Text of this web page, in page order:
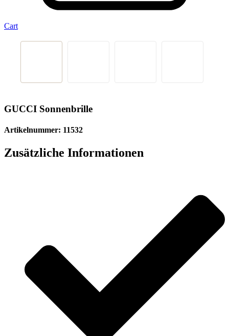
Cart‹
GUCCI Sonnenbrille
Artikelnummer: 11532
Zusätzliche Informationen